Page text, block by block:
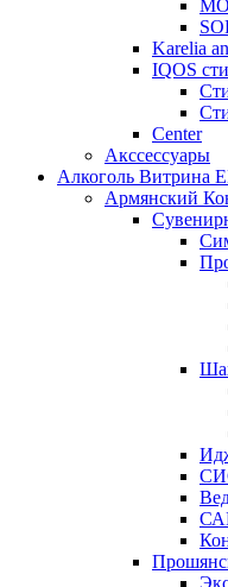
Karelia
IQOS
Сenter
Акссессуары
Алкоголь Витрина
Армянский